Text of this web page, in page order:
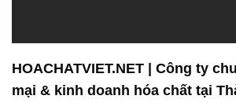
HOACHATVIET.NET | Công ty
mại & kinh doanh hóa chất tại